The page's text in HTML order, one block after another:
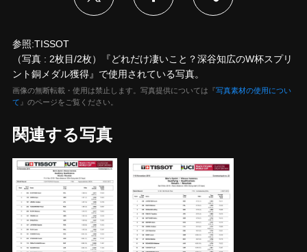
参照:TISSOT
（写真 : 2枚目/2枚）『どれだけ凄いこと？深谷知広のW杯スプリ
ント銅メダル獲得』で使用されている写真。
画像の無断転載・使用は禁止します。写真提供については『写真素材の使用につい
て 』のページをご覧ください。
関連する写真